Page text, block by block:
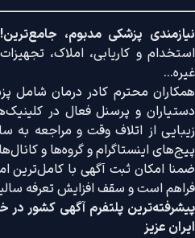
نیازمندی پزشکی مدبوم،
استخدام و کاریابی، املاک،
غیره...
همکاران محترم کادر درمان شامل
دستیاران و پرسنل فعال در
زیبایی از اتلاف وقت و مراجعه به
پیج‌های اینستاگرام و گروه‌ها و
ضمنا امکان ثبت آگهی با کامل‌ترین
فراهم است و سقف افزایش تعرفه سالیانه حداکثر 50
پیشرفته‌ترین پلتفرم آگهی کشور در
ایران عزیز